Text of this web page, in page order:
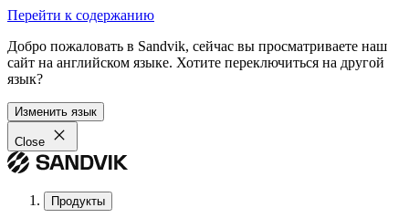
Перейти к содержанию
Добро пожаловать в Sandvik, сейчас вы просматриваете наш
сайт на английском языке. Хотите переключиться на другой
язык?
Изменить язык
Close
Продукты